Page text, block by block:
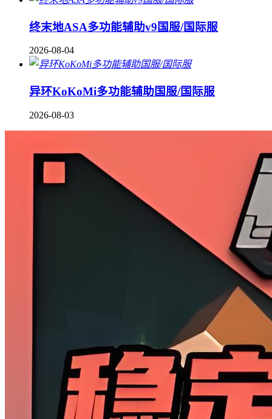
终末地ASA多功能辅助v9国服/国际服
2026-08-04
异环KoKoMi多功能辅助国服/国际服
2026-08-03